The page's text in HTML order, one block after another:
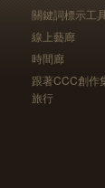
關鍵詞標示工
線上藝廊
時間廊
跟著CCC創作
旅行